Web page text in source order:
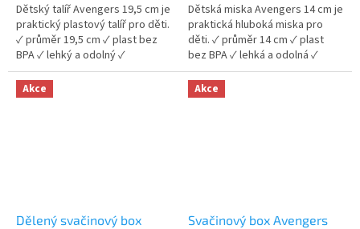
5
hvězdiček.
Dětský talíř Avengers 19,5 cm je
praktický plastový talíř pro děti.
✓ průměr 19,5 cm ✓ plast bez
BPA ✓ lehký a odolný ✓
licencovaný motiv Avengers 👉
Více produktů Avengers
5
hvězdiček.
Dětská miska Avengers 14 cm je
praktická hluboká miska pro
děti. ✓ průměr 14 cm ✓ plast
bez BPA ✓ lehká a odolná ✓
licencovaný motiv Avengers 👉
Více produktů Avengers
Akce
Dělený svačinový box
Akce
Svačinový box Avengers